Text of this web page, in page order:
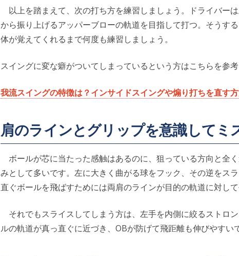
以上を踏まえて、次の打ち方を練習しましょう。ドライバー
から振り上げるアッパーブローの軌道を目指して打つ。そうす
体が覚えてくれるまで何度も練習しましょう。
スイングに変な癖がついてしまっているという方はこちらを参
我流スイングの特徴は？インサイドスイングや煽り打ちを直す
肩のラインとグリップを意識してミ
ボールが芯に当たった感触はあるのに、狙っている方向と全
みとして多いです。左に大きく曲がる球をフック、その逆をス
直ぐボールを飛ばすためには両肩のラインが目的の軌道に対し
それでもスライスしてしまう方は、左手を内側に絞るストロ
ルの軌道が真っ直ぐに近づき、OBが防げて飛距離も伸びやすいで